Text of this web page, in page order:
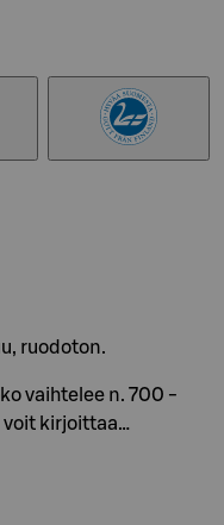
ruodoton.
vaihtelee n. 700 -
voit kirjoittaa…